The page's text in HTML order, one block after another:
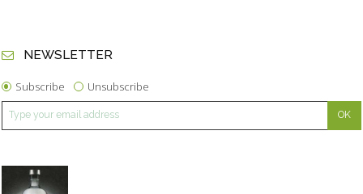
NEWSLETTER
Subscribe Unsubscribe